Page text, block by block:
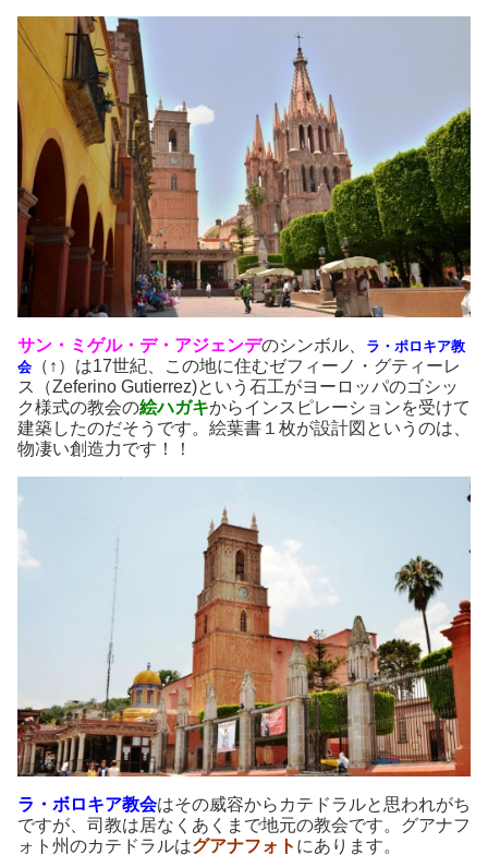
サン・ミゲル・デ・アジェンデのシンボル、
ラ・ポロキア教
会 （↑）は17世紀、この地に住むゼフィーノ・グティーレ
ス（Zeferino Gutierrez)という石工がヨーロッパのゴシッ
ク様式の教会の絵ハガキからインスピレーションを受けて
建築したのだそうです。絵葉書１枚が設計図というのは、
物凄い創造力です！！
ラ・ボロキア教会はその威容からカテドラルと思われがち
ですが、司教は居なくあくまで地元の教会です。グアナフ
ォト州のカテドラルはグアナフォト にあります。